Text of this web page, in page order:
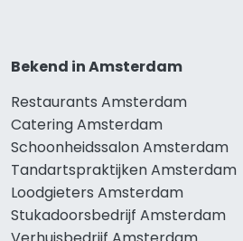
Bekend in Amsterdam
Restaurants Amsterdam
Catering Amsterdam
Schoonheidssalon Amsterdam
Tandartspraktijken Amsterdam
Loodgieters Amsterdam
Stukadoorsbedrijf Amsterdam